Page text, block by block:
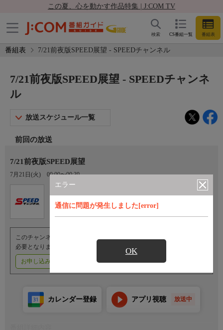
この夏、心を動かす作品特集 | J:COM TV
CS番組一覧 番組表
検索
番組表 7/21前夜版SPEED展望 - SPEEDチャンネル
エラー
通信に問題が発生しました[error]
OK
7/21前夜版SPEED展望 - SPEEDチャンネ
ル
放送スケジュール一覧
前回の放送
7/21前夜版SPEED展望
7月21日(火) 00:00〜00:30
このチャンネルのご視聴には、オプションチャンネル(有料)のご契約が
必要となります。
お申し込みはこちら ご利用料金はこちら
カレンダー登録 アプリ視聴 放送中